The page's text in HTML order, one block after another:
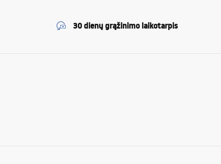
30 dienų grąžinimo laikotarpis